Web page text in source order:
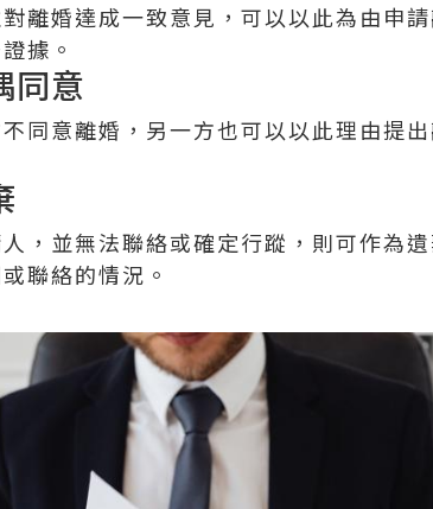
離婚達成一致意見，可以以此為由申
據。
同意
同意離婚，另一方也可以以此理由提
，並無法聯絡或確定行蹤，則可作為
聯絡的情況。